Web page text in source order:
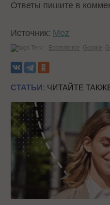
Ответы пишите в
Источник: Moz
Теги: Ecommerce Google
СТАТЬИ: ЧИТАЙТЕ